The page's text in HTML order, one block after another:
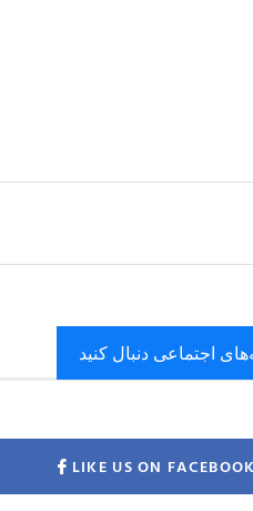
اجتماعی دنبال کنید
LIKE US ON FACEBOOK